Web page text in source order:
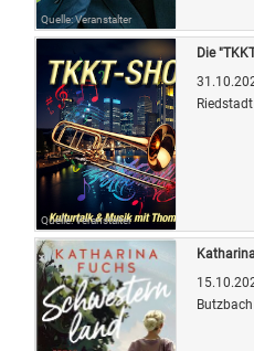
Quelle: Veranstalter
Quelle: Veranstalter
Die
Riedstadt
Butzbach